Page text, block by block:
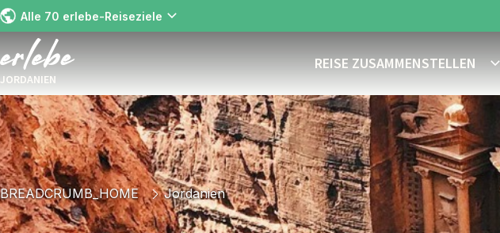
Alle 70 erlebe-Reiseziele
JORDANIEN
REISE ZUSAMMENSTELLEN
BREADCRUMB_HOME Jordanien